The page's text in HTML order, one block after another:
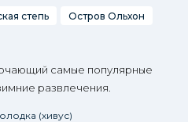
степь
Остров Ольхон
самые популярные
развлечения.
(хивус)